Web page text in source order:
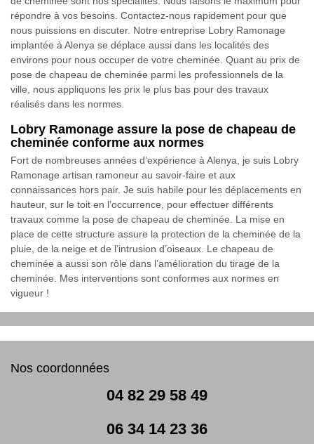
répondre à vos besoins. Contactez-nous rapidement pour que
nous puissions en discuter. Notre entreprise Lobry Ramonage
implantée à Alenya se déplace aussi dans les localités des
environs pour nous occuper de votre cheminée. Quant au prix de
pose de chapeau de cheminée parmi les professionnels de la
ville, nous appliquons les prix le plus bas pour des travaux
réalisés dans les normes.
Lobry Ramonage assure la pose de chapeau de
cheminée conforme aux normes
Fort de nombreuses années d’expérience à Alenya, je suis Lobry
Ramonage artisan ramoneur au savoir-faire et aux
connaissances hors pair. Je suis habile pour les déplacements en
hauteur, sur le toit en l’occurrence, pour effectuer différents
travaux comme la pose de chapeau de cheminée. La mise en
place de cette structure assure la protection de la cheminée de la
pluie, de la neige et de l’intrusion d’oiseaux. Le chapeau de
cheminée a aussi son rôle dans l’amélioration du tirage de la
cheminée. Mes interventions sont conformes aux normes en
vigueur !
Nos coordonnées
04 82 29 58 49
06 34 14 23 36